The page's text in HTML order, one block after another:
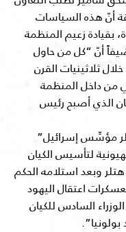
أنّ هذه السياسات
زعيم المنظمة
أنّ “كل من حاول
ثلاثينيات القرن
من داخل المنظمة
الذي أصبح رئيس
مؤسِّس إسرائيل”
لتأسيس الكيان
وبعد استلامه الحكم
معسكرات اعتقال اليهود
السادس للكيان